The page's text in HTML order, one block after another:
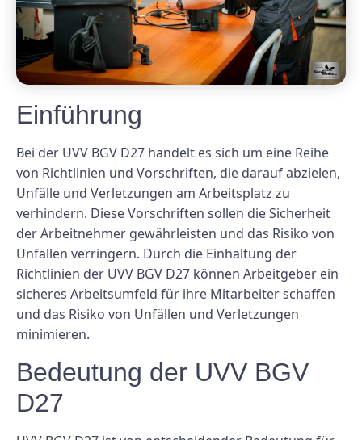
Einführung
Bei der UVV BGV D27 handelt es sich um eine Reihe
von Richtlinien und Vorschriften, die darauf abzielen,
Unfälle und Verletzungen am Arbeitsplatz zu
verhindern. Diese Vorschriften sollen die Sicherheit
der Arbeitnehmer gewährleisten und das Risiko von
Unfällen verringern. Durch die Einhaltung der
Richtlinien der UVV BGV D27 können Arbeitgeber ein
sicheres Arbeitsumfeld für ihre Mitarbeiter schaffen
und das Risiko von Unfällen und Verletzungen
minimieren.
Bedeutung der UVV BGV
D27